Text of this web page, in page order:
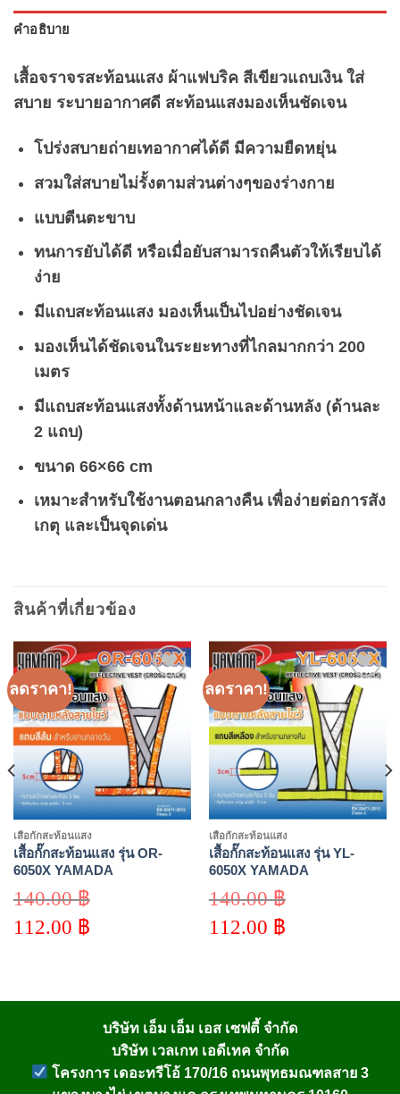
คำอธิบาย
เสื้อจราจรสะท้อนแสง ผ้าแฟบริค สีเขียวแถบเงิน ใส่
สบาย ระบายอากาศดี สะท้อนแสงมองเห็นชัดเจน
โปร่งสบายถ่ายเทอากาศได้ดี มีความยืดหยุ่น
สวมใส่สบายไม่รั้งตามส่วนต่างๆของร่างกาย
แบบตีนตะขาบ
ทนการยับได้ดี หรือเมื่อยับสามารถคืนตัวให้เรียบได้
ง่าย
มีแถบสะท้อนแสง มองเห็นเป็นไปอย่างชัดเจน
มองเห็นได้ชัดเจนในระยะทางที่ไกลมากกว่า 200
เมตร
มีแถบสะท้อนแสงทั้งด้านหน้าและด้านหลัง (ด้านละ
2 แถบ)
ขนาด 66×66 cm
เหมาะสำหรับใช้งานตอนกลางคืน เพื่อง่ายต่อการสัง
เกตุ และเป็นจุดเด่น
สินค้าที่เกี่ยวข้อง
ลดราคา!
Add to
wishlist
เสื้อกั๊กสะท้อนแสง
เสื้อกั๊กสะท้อนแสง รุ่น OR-
6050X YAMADA
140.00฿
price
112.00 ฿
ลดราคา!
Add to
wishlist
เสื้อกั๊กสะท้อนแสง
เสื้อกั๊กสะท้อนแสง รุ่น YL-
6050X YAMADA
140.00฿
price
112.00 ฿
บริษัท เอ็ม เอ็ม เอส เซฟตี้ จำกัด
บริษัท เวลเกท เอดีเทค จำกัด
โครงการ เดอะทรีโอ้ 170/16 ถนนพุทธมณฑลสาย 3